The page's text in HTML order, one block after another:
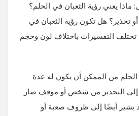
يعني رؤية الثعبان في الحلم؟
تحذير؟ هل تكون رؤية الثعبان في
تختلف التفسيرات باختلاف لون وحجم
الحلم من الممكن أن يكون له عدة
إلى التحذير من شخص أو موقف ضار
يشير أيضًا إلى ظروف صعبة أو